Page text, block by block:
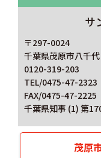
サ
〒297-0024
千葉県茂原市八千
0120-319-203
TEL/0475-47-2323
FAX/0475-47-2225
千葉県知事 (1) 第
茂原